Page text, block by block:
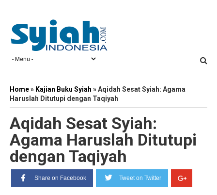
Home» Kajian Buku Syiah »Aqidah Sesat Syiah: Agama
Haruslah Ditutupi dengan Taqiyah
Aqidah Sesat Syiah:
Agama Haruslah Ditutupi
dengan Taqiyah
Share on Facebook Tweet on Twitter